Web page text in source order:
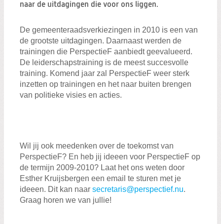
Zoeken
naar de uitdagingen die voor ons liggen.
De gemeenteraadsverkiezingen in 2010 is een van
de grootste uitdagingen. Daarnaast werden de
trainingen die PerspectieF aanbiedt geevalueerd.
De leiderschapstraining is de meest succesvolle
training. Komend jaar zal PerspectieF weer sterk
inzetten op trainingen en het naar buiten brengen
van politieke visies en acties.
Wil jij ook meedenken over de toekomst van
PerspectieF? En heb jij ideeen voor PerspectieF op
de termijn 2009-2010? Laat het ons weten door
Esther Kruijsbergen een email te sturen met je
ideeen. Dit kan naar secretaris@perspectief.nu.
Graag horen we van jullie!